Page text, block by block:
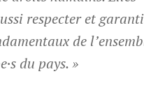
respecter et
de
du pays. »